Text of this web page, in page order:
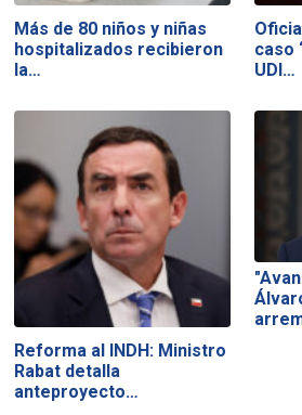
Más de 80 niños y niñas
hospitalizados recibieron
la…
caso
UDI…
Reforma al INDH: Ministro
Rabat detalla
anteproyecto…